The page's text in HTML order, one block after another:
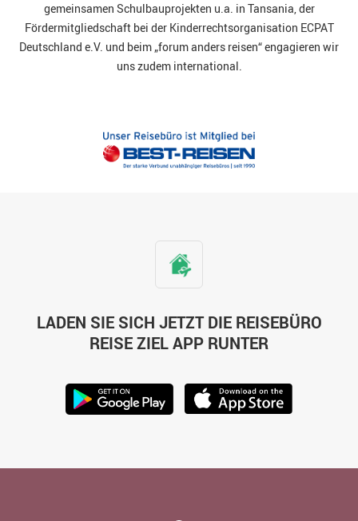
gemeinsamen Schulbauprojekten u.a. in Tansania, der
Fördermitgliedschaft bei der Kinderrechtsorganisation ECPAT
Deutschland e.V. und beim „forum anders reisen“ engagieren wir
uns zudem international.
LADEN SIE SICH JETZT DIE REISEBÜRO
REISE ZIEL APP RUNTER